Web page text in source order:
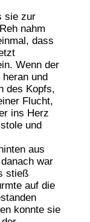
sie zur
nahm
dass
Wenn der
und
des Kopfs,
Flucht,
ins Herz
und
aus
war
stieß
auf die
konnte sie